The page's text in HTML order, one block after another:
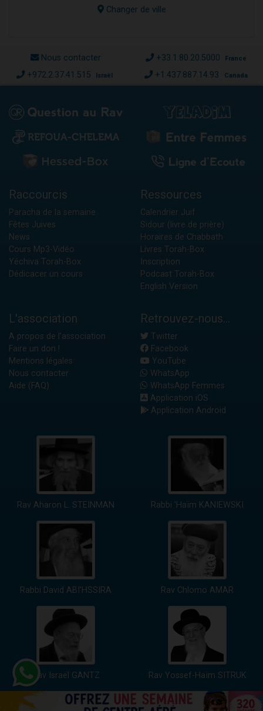
Changer de ville
Nous contacter +33.1.80.20.5000 France
+972.2.37.41.515 Israël +1.437.887.14.93 Canada
Raccourcis
Paracha de la semaine
Fêtes Juives
News
Cours Mp3-Vidéo
Yéchiva Torah-Box
Dédicacer un cours
Ressources
Calendrier Juif
Sidour (livre de prière)
Horaires de Chabbath
Livres Torah-Box
Inscription
Podcast Torah-Box
English Version
L'association
A propos de l'association
Faire un don !
Mentions légales
Nous contacter
Aide (FAQ)
Retrouvez-nous...
Twitter
Facebook
YouTube
WhatsApp
WhatsApp Femmes
Application iOS
Application Android
Rav Aharon L. STEINMAN Rabbi 'Haïm KANIEWSKI
Rabbi David ABI'HSSIRA Rav Chlomo AMAR
Rav Israël GANTZ Rav Yossef-Haïm SITRUK